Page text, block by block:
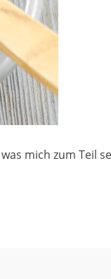
mich zum Teil